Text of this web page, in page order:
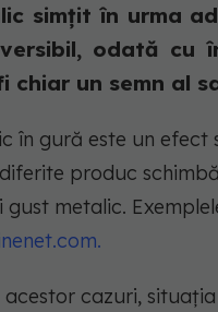
simțit în urma
odată cu
chiar un semn al
în gură este un
produc
metalic.
cazuri,